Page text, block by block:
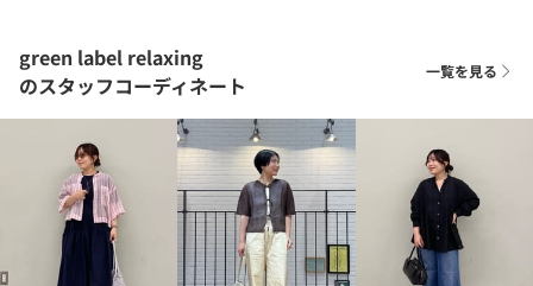
green label relaxing
のスタッフコーディネート
一覧を見る